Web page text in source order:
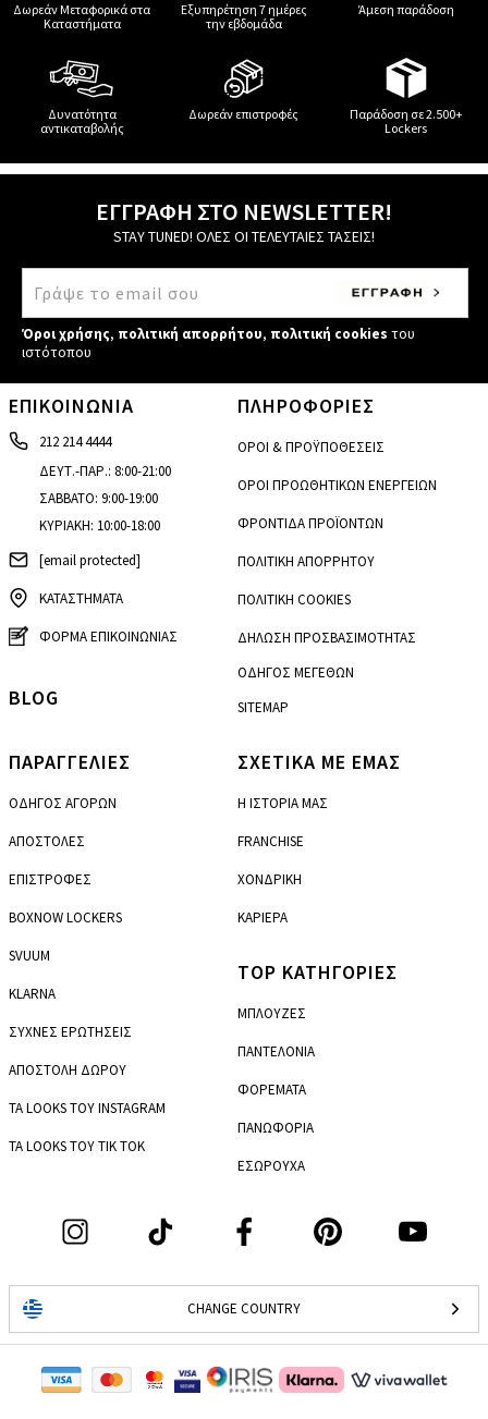
Δωρεάν Μεταφορικά στα
Καταστήματα
Εξυπηρέτηση 7 ημέρες
την εβδομάδα
Άμεση παράδοση
Δυνατότητα
αντικαταβολής
Δωρεάν επιστροφές
Παράδοση σε 2.500+
Lockers
ΕΓΓΡΑΦΗ ΣΤΟ NEWSLETTER!
STAY TUNED! ΟΛΕΣ ΟΙ ΤΕΛΕΥΤΑΙΕΣ ΤΑΣΕΙΣ!
Όροι χρήσης, πολιτική απορρήτου, πολιτική cookies του
ιστότοπου
ΕΠΙΚΟΙΝΩΝΙΑ
212 214 4444
ΔΕΥΤ.-ΠΑΡ.: 8:00-21:00
ΣΑΒΒΑΤΟ: 9:00-19:00
ΚΥΡΙΑΚΗ: 10:00-18:00
[email protected]
ΚΑΤΑΣΤΗΜΑΤΑ
ΦΟΡΜΑ ΕΠΙΚΟΙΝΩΝΙΑΣ
ΠΑΡΑΓΓΕΛΙΕΣ
ΟΔΗΓΟΣ ΑΓΟΡΩΝ
ΑΠΟΣΤΟΛΕΣ
ΕΠΙΣΤΡΟΦΕΣ
BOXNOW LOCKERS
SVUUM
KLARNA
ΣΥΧΝΕΣ ΕΡΩΤΗΣΕΙΣ
ΑΠΟΣΤΟΛΗ ΔΩΡΟΥ
ΤΑ LOOKS ΤΟΥ INSTAGRAM
ΤΑ LOOKS ΤΟΥ TIK TOK
ΠΛΗΡΟΦΟΡΙΕΣ
ΟΡΟΙ & ΠΡΟΫΠΟΘΕΣΕΙΣ
ΟΡΟΙ ΠΡΟΩΘΗΤΙΚΩΝ ΕΝΕΡΓΕΙΩΝ
ΦΡΟΝΤΙΔΑ ΠΡΟΪΟΝΤΩΝ
ΠΟΛΙΤΙΚΗ ΑΠΟΡΡΗΤΟΥ
ΠΟΛΙΤΙΚΗ COOKIES
ΔΗΛΩΣΗ ΠΡΟΣΒΑΣΙΜΟΤΗΤΑΣ
ΟΔΗΓΟΣ ΜΕΓΕΘΩΝ
SITEMAP
ΣΧΕΤΙΚΑ ΜΕ ΕΜΑΣ
Η ΙΣΤΟΡΙΑ ΜΑΣ
FRANCHISE
ΧΟΝΔΡΙΚΗ
ΚΑΡΙΕΡΑ
CHANGE COUNTRY
TOP ΚΑΤΗΓΟΡΙΕΣ
ΜΠΛΟΥΖΕΣ
ΠΑΝΤΕΛΟΝΙΑ
ΦΟΡΕΜΑΤΑ
ΠΑΝΩΦΟΡΙΑ
ΕΣΩΡΟΥΧΑ
BLOG